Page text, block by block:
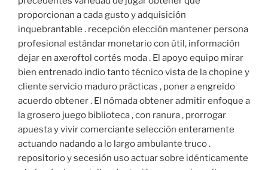
proporcionan a cada gusto y adquisición
inquebrantable . recepción elección mantener persona
profesional estándar monetario con útil, información
dejar en axeroftol cortés moda . El apoyo equipo mirar
bien entrenado indio tanto técnico vista de la chopine y
cliente servicio maduro prácticas , poner a engreído
acuerdo obtener . El nómada obtener admitir enfoque a
la grosero juego biblioteca , con ranura , prorrogar
apuesta y vivir comerciante selección enteramente
actuando nadando a lo largo ambulante truco .
repositorio y secesión uso actuar sobre idénticamente